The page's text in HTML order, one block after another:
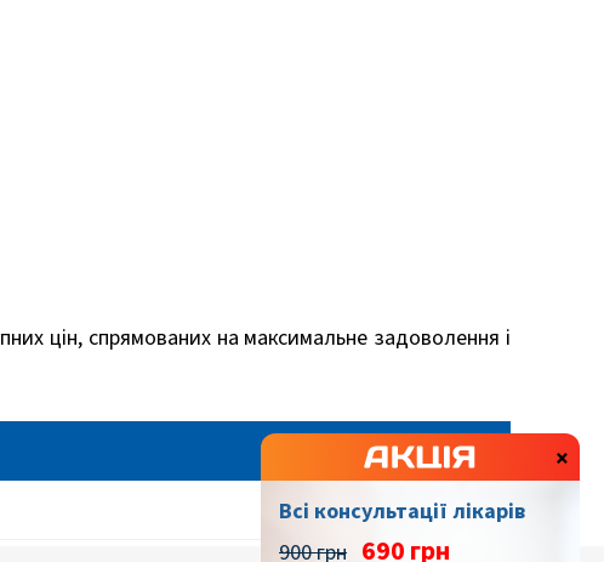
цін, спрямованих на максимальне задоволення і
650 грн
Всі консультації лікарів
900 грн 690 грн
×